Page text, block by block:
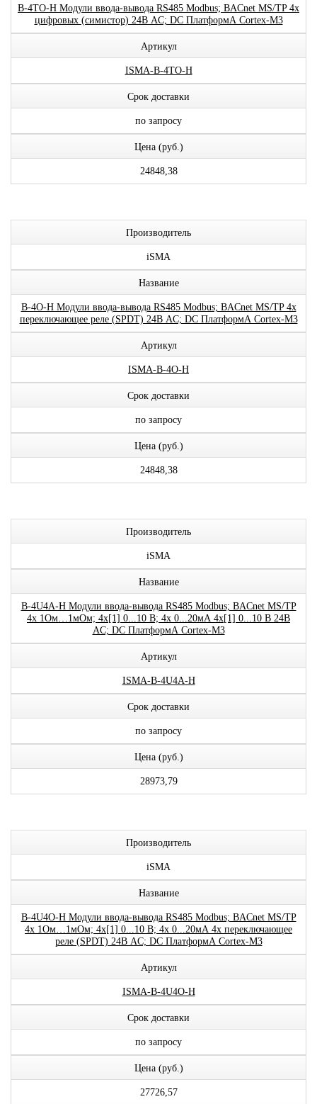
B-4TO-H Модули ввода-вывода RS485 Modbus; BACnet MS/TP 4x
цифровых (симистор) 24В AC; DC ПлатформА Cortex-M3
Артикул
ISMA-B-4TO-H
Срок доставки
по запросу
Цена (руб.)
24848,38
Производитель
iSMA
Название
B-4O-H Модули ввода-вывода RS485 Modbus; BACnet MS/TP 4x
переключающее реле (SPDT) 24В AC; DC ПлатформА Cortex-M3
Артикул
ISMA-B-4O-H
Срок доставки
по запросу
Цена (руб.)
24848,38
Производитель
iSMA
Название
B-4U4A-H Модули ввода-вывода RS485 Modbus; BACnet MS/TP
4x 1Ом…1мОм; 4x[1] 0...10 В; 4x 0...20мА 4x[1] 0...10 В 24В
AC; DC ПлатформА Cortex-M3
Артикул
ISMA-B-4U4A-H
Срок доставки
по запросу
Цена (руб.)
28973,79
Производитель
iSMA
Название
B-4U4O-H Модули ввода-вывода RS485 Modbus; BACnet MS/TP
4x 1Ом…1мОм; 4x[1] 0...10 В; 4x 0...20мА 4x переключающее
реле (SPDT) 24В AC; DC ПлатформА Cortex-M3
Артикул
ISMA-B-4U4O-H
Срок доставки
по запросу
Цена (руб.)
27726,57